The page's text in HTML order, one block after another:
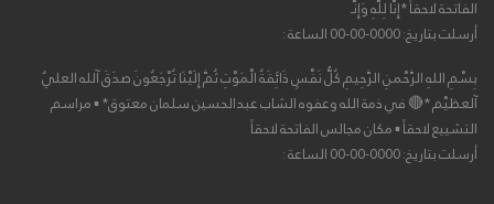
الفاتحة لاحقاً *إِنَّا لِلّهِ وَإِنَّـ
أرسلت بتاريخ: 0000-00-00 الساعة :
بِسْمِ اللهِ الرَّحْمنِ الرَّحِيمِ كُلُّ نَفْسٍ ذَائِقَةُ الْمَوْتِ ثُمَّ إِلَيْنَا تُرْجَعُونَ صدَقَ آلله العليٌ
آلعظيْم *🔴 في ذمة الله وعفوه الشاب عبدالحسين سلمان معتوق* ▪ مراسم
التشييع لاحقاً ▪ مكان مجالس الفاتحة لاحقاً
أرسلت بتاريخ: 0000-00-00 الساعة :